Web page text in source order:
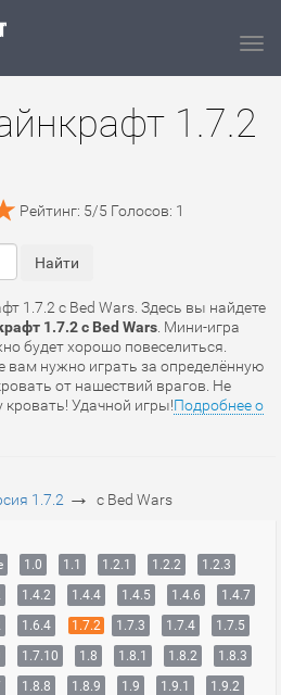
1.7.2
Рейтинг: 5/5 Голосов: 1
1.7.2 с Bed Wars. Здесь вы найдете
1.7.2 с Bed Wars . Мини-игра
будет хорошо повеселиться.
вам нужно играть за определённую
от нашествий врагов. Не
Удачной игры!Подробнее о
1.7.2 → с Bed Wars
1.0 1.1 1.2.1 1.2.2
1.2.3
1.4.2 1.4.4 1.4.5 1.4.6
1.4.7
1.6.4 1.7.2 1.7.3 1.7.4
1.7.5
1.7.10 1.8 1.8.1 1.8.2
1.8.3
1.8.8 1.8.9 1.9 1.9.1
1.9.2